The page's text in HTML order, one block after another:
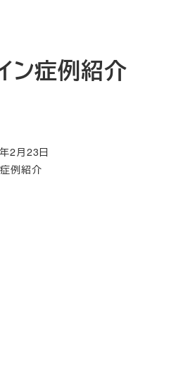
ン症例紹介
2月23日
カテゴリー
症例紹介